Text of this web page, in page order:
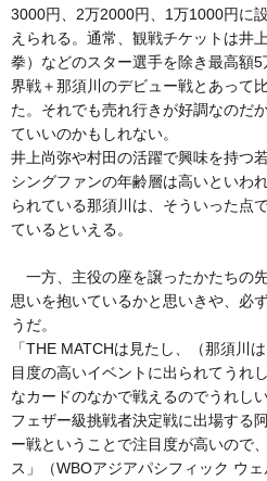
3000円、2万2000円、1万1000円に
えられる。通常、観戦チケットは井
拳）などのスター選手を除き最高額
界戦＋那須川のデビュー戦とあって
た。それでも売れ行きが好調なのだ
ていいのかもしれない。
井上尚弥や村田の活躍で興味を持つ
シングファンの年齢層は高いといわ
られている那須川は、そういった点
ているといえる。
一方、主役の座を譲ったかたちの
思いを抱いているかと思いきや、必
うだ。
「THE MATCHは見たし、（那須川
目度の高いイベントに出られてうれ
なカードのなかで戦えるのでうれし
フェザー級挑戦者決定戦に出場する
ー戦ということで注目度が高いので
ス」（WBOアジアパシフィック ウ